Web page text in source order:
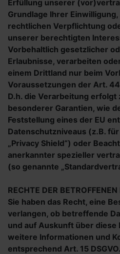
Erfüllung unserer
Grundlage Ihrer
rechtlichen Verpflichtung
unserer berechtigten
Vorbehaltlich gesetzlicher
Erlaubnisse, verarbeiten
einem Drittland nur beim
Voraussetzungen der Art.
D.h. die Verarbeitung erfolgt
besonderer Garantien, wie
Feststellung eines der EU
Datenschutzniveaus (z.B.
„Privacy Shield“) oder
anerkannter spezieller
(so genannte
RECHTE DER BETROFFENEN
Sie haben das Recht, eine
verlangen, ob betreffende
und auf Auskunft über diese
weitere Informationen und
entsprechend Art. 15 DSGVO.